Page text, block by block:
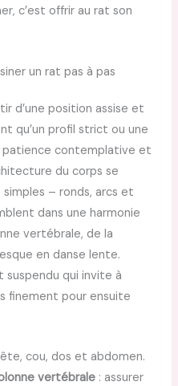
c’est offrir au rat son
un rat pas à pas
d’une position assise et
qu’un profil strict ou une
contemplative et
du corps se
– ronds, arcs et
dans une harmonie
vertébrale, de la
en danse lente.
qui invite à
finement pour ensuite
cou, dos et abdomen.
vertébrale : assurer